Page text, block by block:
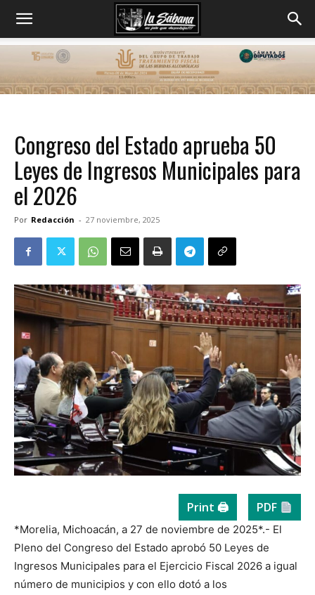
Congreso del Estado aprueba 50
Leyes de Ingresos Municipales para
el 2026
Por Redacción - 27 noviembre, 2025
Print 🖨 PDF
*Morelia, Michoacán, a 27 de noviembre de 2025*.- El
Pleno del Congreso del Estado aprobó 50 Leyes de
Ingresos Municipales para el Ejercicio Fiscal 2026 a igual
número de municipios y con ello dotó a los